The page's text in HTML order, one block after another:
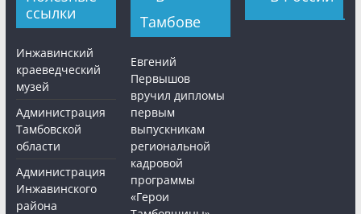
ссылки
Инжавинский
краеведческий
музей
Администрация
Тамбовской
области
Администрация
Инжавинского
района
Тамбове
Евгений
Первышов
вручил дипломы
первым
выпускникам
региональной
кадровой
программы
«Герои